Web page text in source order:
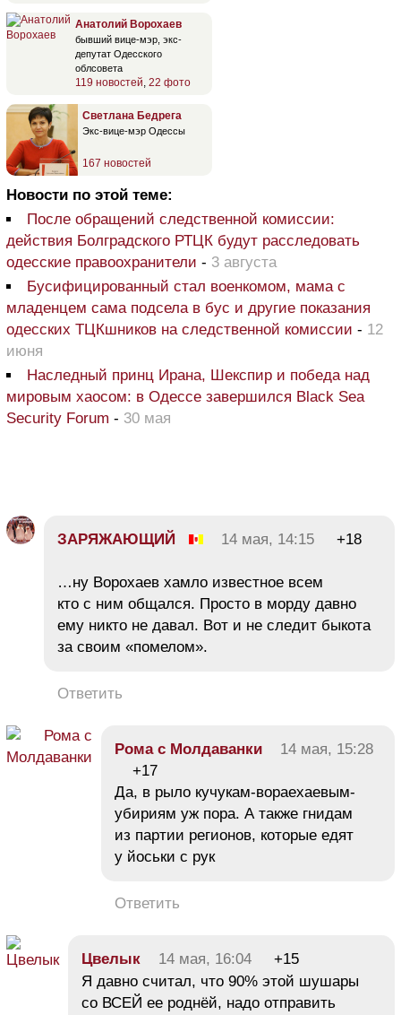
Анатолий Ворохаев
бывший вице-мэр, экс-
депутат Одесского
облсовета
119 новостей, 22 фото
Светлана Бедрега
Экс-вице-мэр Одессы
167 новостей
Новости по этой теме:
После обращений следственной комиссии:
действия Болградского РТЦК будут расследовать
одесские правоохранители - 3 августа
Бусифицированный стал военкомом, мама с
младенцем сама подсела в бус и другие показания
одесских ТЦКшников на следственной комиссии - 12
июня
Наследный принц Ирана, Шекспир и победа над
мировым хаосом: в Одессе завершился Black Sea
Security Forum - 30 мая
ЗАРЯЖАЮЩИЙ 14 мая, 14:15 +18
…ну Ворохаев хамло известное всем
кто с ним общался. Просто в морду давно
ему никто не давал. Вот и не следит быкота
за своим «помелом».
Ответить
Рома с Молдаванки
14 мая, 15:28
+17
Да, в рыло кучукам-вораехаевым-
убириям уж пора. А также гнидам
из партии регионов, которые едят
у йоськи с рук
Ответить
Цвелык 14 мая, 16:04
+15
Я давно считал, что 90% этой шушары
со ВСЕЙ ее роднёй, надо отправить